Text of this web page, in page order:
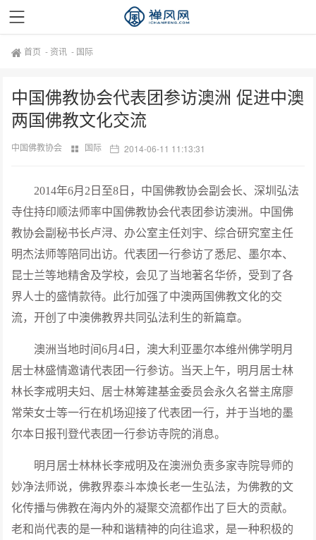
首页 - 资讯 - 国际
中国佛教协会代表团参访澳洲 促进中澳
两国佛教文化交流
中国佛教协会 国际 2014-06-11 11:13:31
2014年6月2日至8日，中国佛教协会副会长、深圳弘法
寺住持印顺法师率中国佛教协会代表团参访澳洲。中国佛
教协会副秘书长卢浔、办公室主任刘宇、综合研究室主任
明杰法师等陪同出访。代表团一行参访了悉尼、墨尔本、
昆士兰等地精舍及学校，会见了当地著名华侨，受到了各
界人士的盛情款待。此行加强了中澳两国佛教文化的交
流，开创了中澳佛教界共同弘法利生的新篇章。
澳洲当地时间6月4日，澳大利亚墨尔本维州佛学明月
居士林盛情邀请代表团一行参访。当天上午，明月居士林
林长李戒明夫妇、居士林筹建基金委员会永久名誉主席廖
常荣女士等一行在机场迎接了代表团一行，并于当地的墨
尔本日报刊登代表团一行参访寺院的消息。
明月居士林林长李戒明及在澳洲负责多家寺院导师的
妙净法师说，佛教界泰斗本焕长老一生弘法，为佛教的文
化传播与佛教在海内外的凝聚交流都作出了巨大的贡献。
老和尚代表的是一种和谐精神的向往追求，是一种积极的